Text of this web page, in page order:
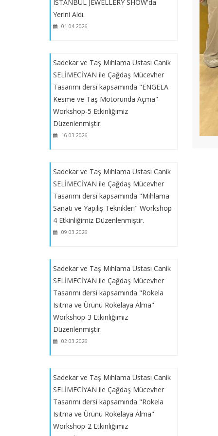
Sadekar, Devlet Sanatçısı Mehmet
Etkinliğimiz Düzenlenecektir.
Sadekar, Devlet Sanatçısı Mehmet
DİKENEL ile "Üretim Yöntemleri II-
Yüzük Yapımı" Workshop-3
Etkinliğimiz Düzenlenecektir.
DİKENEL ile "Üretim Yöntemleri II-
Yüzük Yapımı" Workshop-2
Etkinliğimiz Düzenlenecektir.
Sadekar ve Taş Mıhlama Ustası Canik
SELİMECİYAN ile Çağdaş Mücevher
Workshop-1 Etkinliğimiz
Düzenlenecektir.
Sadekar, Devlet Sanatçısı Mehmet
DİKENEL ile "Üretim Yöntemleri II-
Yüzük Yapımı" Workshop-1
Etkinliğimiz Düzenlenecektir.
ERTUĞRAL ile "Reçineye Dokunan
Işık" Workshop I-II Etkinliğimiz
Düzenlenecektir.
Sadekar, Devlet Sanatçısı Mehmet
ISTANBUL JEWELLERY SHOW'da
Yerini Aldı.
01.04.2026
Sadekar ve Taş Mıhlama Ustası Canik
SELİMECİYAN ile Çağdaş Mücevher
Tasarımı dersi kapsamında "ENGELA
Kesme ve Taş Motorunda Açma"
Workshop-5 Etkinliğimiz
Düzenlenmiştir.
16.03.2026
Sadekar ve Taş Mıhlama Ustası Canik
SELİMECİYAN ile Çağdaş Mücevher
Tasarımı dersi kapsamında "Mıhlama
Sanatı ve Yapılış Teknikleri" Workshop-
4 Etkinliğimiz Düzenlenmiştir.
09.03.2026
Sadekar ve Taş Mıhlama Ustası Canik
SELİMECİYAN ile Çağdaş Mücevher
Tasarımı dersi kapsamında "Rokela
Isıtma ve Ürünü Rokelaya Alma"
Workshop-3 Etkinliğimiz
Düzenlenmiştir.
02.03.2026
Sadekar ve Taş Mıhlama Ustası Canik
SELİMECİYAN ile Çağdaş Mücevher
Tasarımı dersi kapsamında "Rokela
Isıtma ve Ürünü Rokelaya Alma"
Workshop-2 Etkinliğimiz